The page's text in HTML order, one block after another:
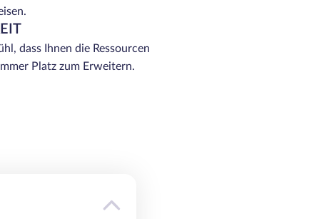
dass Ihnen die Ressourcen
Platz zum Erweitern.